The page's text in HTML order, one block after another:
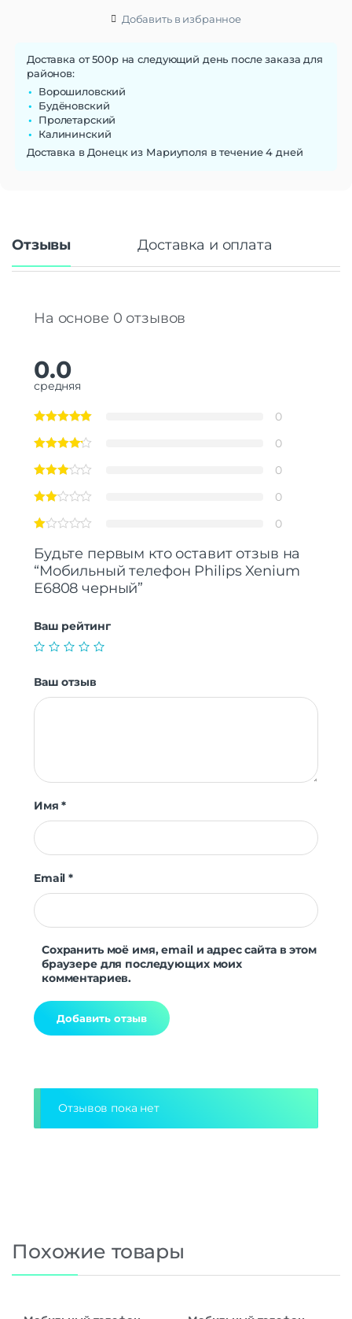
Добавить в избранное
Доставка от 500р на следующий день после заказа для
районов:
Ворошиловский
Будёновский
Пролетарский
Калининский
Доставка в Донецк из Мариуполя в течение 4 дней
Отзывы Доставка и оплата
На основе 0 отзывов
0.0
средняя
0
0
0
0
0
Будьте первым кто оставит отзыв на
“Мобильный телефон Philips Xenium
E6808 черный”
Ваш рейтинг
Ваш отзыв
Имя*
Email*
Сохранить моё имя, email и адрес сайта в этом
браузере для последующих моих
комментариев.
Отзывов пока нет
Похожие товары